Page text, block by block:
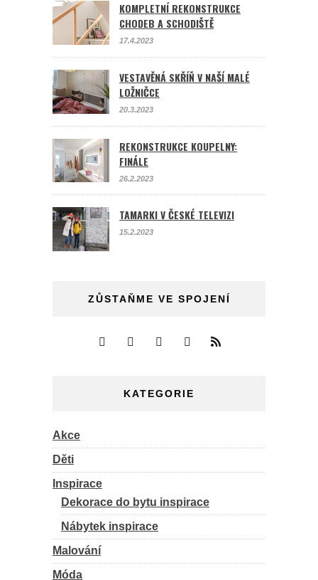
KOMPLETNÍ REKONSTRUKCE
CHODEB A SCHODIŠTĚ
17.4.2023
VESTAVĚNÁ SKŘÍŇ V NAŠÍ MALÉ
LOŽNIČCE
20.3.2023
REKONSTRUKCE KOUPELNY:
FINÁLE
26.2.2023
TAMARKI V ČESKÉ TELEVIZI
15.2.2023
ZŮSTAŇME VE SPOJENÍ
KATEGORIE
Akce
Děti
Inspirace
Dekorace do bytu inspirace
Nábytek inspirace
Malování
Móda